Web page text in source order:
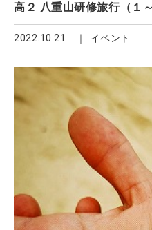
高２ 八重山研修旅行（１
2022.10.21 イベント